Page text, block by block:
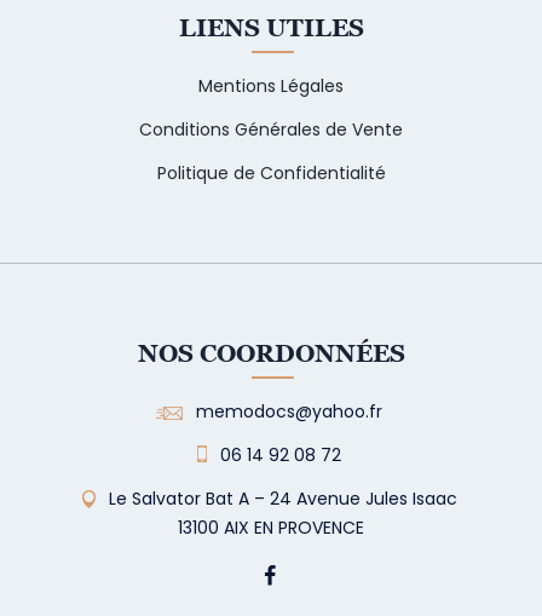
LIENS UTILES
Mentions Légales
Conditions Générales de Vente
Politique de Confidentialité
NOS COORDONNÉES
memodocs@yahoo.fr
06 14 92 08 72
Le Salvator Bat A – 24 Avenue Jules Isaac
13100 AIX EN PROVENCE